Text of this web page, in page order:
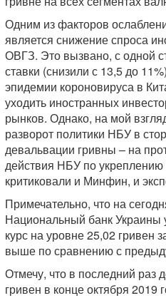
Одним из факторов
является снижение спроса
ОВГЗ. Это вызвано, с одной
ставки (снизили с 13,5 до
эпидемии короновируса в
уходить иностранных
рынков. Однако, на мой
разворот политики НБУ в
девальвации гривны – на
действия НБУ по укреплению
критиковали и Минфин, и
Примечательно, что на
Национальный банк
курс на уровне 25,02 гривен
выше по сравнению с
Отмечу, что в последний раз
гривен в конце октября 2019